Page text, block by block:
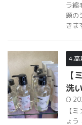
ラ縮
題の
きま
4.高
【
洗
【
ょう